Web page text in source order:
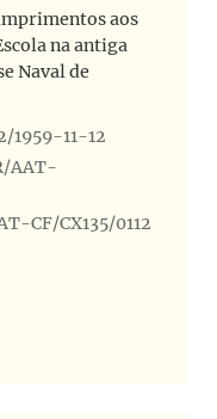
aos
na antiga
Naval de
1959-11-12
AAT-
CF/CX135/0112